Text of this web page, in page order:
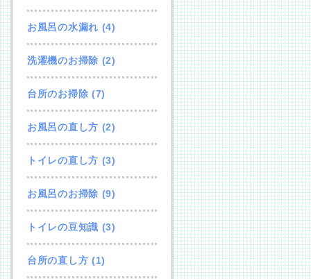
お風呂の水漏れ (4)
洗濯機のお掃除 (2)
台所のお掃除 (7)
お風呂の直し方 (2)
トイレの直し方 (3)
お風呂のお掃除 (9)
トイレの豆知識 (3)
台所の直し方 (1)